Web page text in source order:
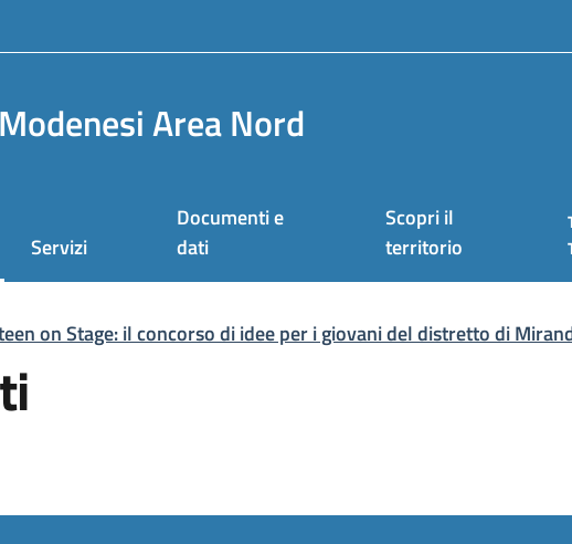
Area Nord
Servizi
Documenti e
dati
Scopri il
territorio
on Stage: il concorso di idee per i giovani del distretto di